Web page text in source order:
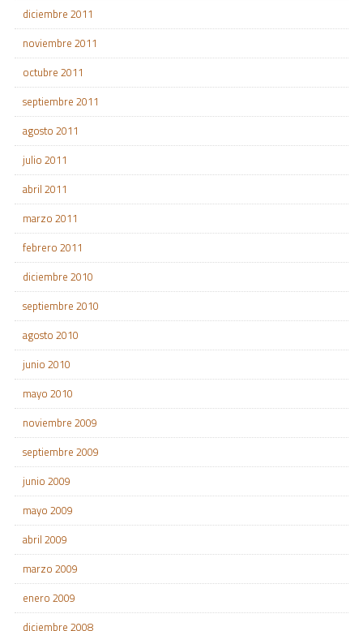
diciembre 2011
noviembre 2011
octubre 2011
septiembre 2011
agosto 2011
julio 2011
abril 2011
marzo 2011
febrero 2011
diciembre 2010
septiembre 2010
agosto 2010
junio 2010
mayo 2010
noviembre 2009
septiembre 2009
junio 2009
mayo 2009
abril 2009
marzo 2009
enero 2009
diciembre 2008